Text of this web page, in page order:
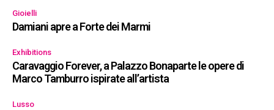
Gioielli
Damiani apre a Forte dei Marmi
Exhibitions
Caravaggio Forever, a Palazzo Bonaparte le opere di
Marco Tamburro ispirate all’artista
Lusso